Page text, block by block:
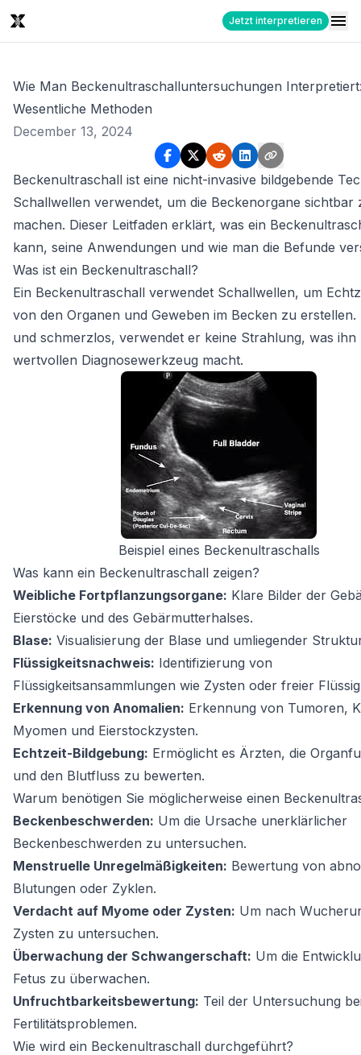
Jetzt interpretieren
Wie Man Beckenultraschalluntersuchungen
Wesentliche Methoden
December 13, 2024
Beckenultraschall ist eine nicht-invasive bildgebende
Schallwellen verwendet, um die Beckenorgane sichtbar
machen. Dieser Leitfaden erklärt, was ein
kann, seine Anwendungen und wie man die Befunde
Was ist ein Beckenultraschall?
Ein Beckenultraschall verwendet Schallwellen, um
von den Organen und Geweben im Becken zu erstellen.
und schmerzlos, verwendet er keine Strahlung, was ihn
wertvollen Diagnosewerkzeug macht.
Beispiel eines Beckenultraschalls
Was kann ein Beckenultraschall zeigen?
Weibliche Fortpflanzungsorgane: Klare Bilder der
Eierstöcke und des Gebärmutterhalses.
Blase: Visualisierung der Blase und umliegender
Flüssigkeitsnachweis: Identifizierung von
Flüssigkeitsansammlungen wie Zysten oder freier
Erkennung von Anomalien: Erkennung von Tumoren,
Myomen und Eierstockzysten.
Echtzeit-Bildgebung: Ermöglicht es Ärzten, die
und den Blutfluss zu bewerten.
Warum benötigen Sie möglicherweise einen
Beckenbeschwerden: Um die Ursache unerklärlicher
Beckenbeschwerden zu untersuchen.
Menstruelle Unregelmäßigkeiten: Bewertung von
Blutungen oder Zyklen.
Verdacht auf Myome oder Zysten: Um nach
Zysten zu untersuchen.
Überwachung der Schwangerschaft: Um die
Fetus zu überwachen.
Unfruchtbarkeitsbewertung: Teil der Untersuchung
Fertilitätsproblemen.
Wie wird ein Beckenultraschall durchgeführt?